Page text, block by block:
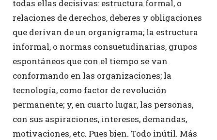
todas ellas decisivas: estructura formal, o
relaciones de derechos, deberes y obligaciones
que derivan de un organigrama; la estructura
informal, o normas consuetudinarias, grupos
espontáneos que con el tiempo se van
conformando en las organizaciones; la
tecnología, como factor de revolución
permanente; y, en cuarto lugar, las personas,
con sus aspiraciones, intereses, demandas,
motivaciones, etc. Pues bien. Todo inútil. Más